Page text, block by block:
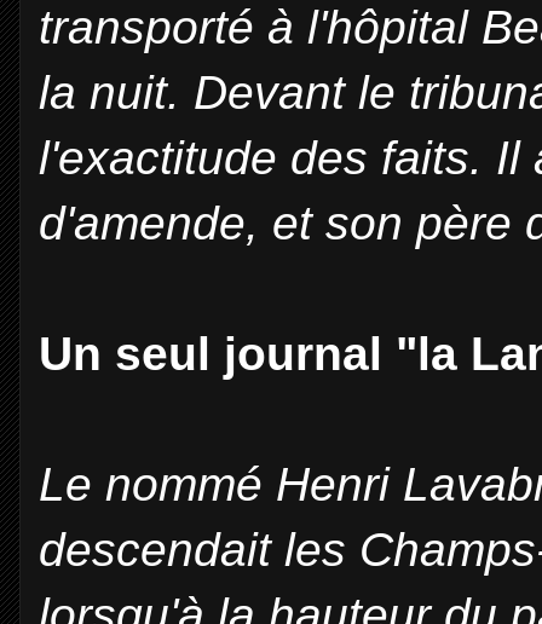
transporté à l'hôpital
la nuit. Devant le
l'exactitude des faits. Il
d'amende, et son père
Un seul journal "la
Le nommé Henri
descendait les